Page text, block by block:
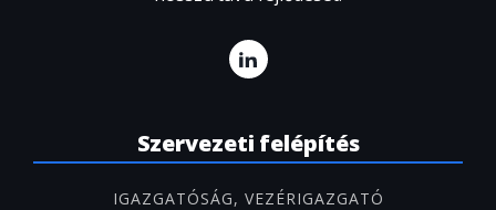
Szervezeti felépítés
IGAZGATÓSÁG, VEZÉRIGAZGATÓ